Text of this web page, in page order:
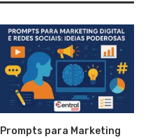
Prompts para Marketing